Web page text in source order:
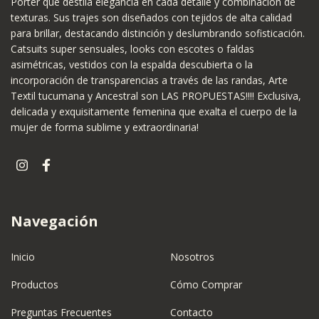
texturas. Sus trajes son diseñados con tejidos de alta calidad
para brillar, destacando distinción y deslumbrando sofisticación.
Catsuits super sensuales, looks con escotes o faldas
asimétricas, vestidos con la espalda descubierta o la
incorporación de transparencias a través de las randas, Arte
Textil tucumana y Ancestral son LAS PROPUESTAS!!!! Exclusiva,
delicada y exquisitamente femenina que exalta el cuerpo de la
mujer de forma sublime y extraordinaria!
Navegación
Inicio Nosotros
Productos Cómo Comprar
Preguntas Frecuentes Contacto